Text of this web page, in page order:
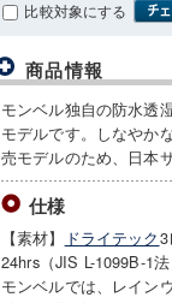
比較対象にする
商品情報
モンベル独自の防水透
モデルです。しなやか
売モデルのため、日本
仕様
【素材】 ドライテック
24hrs（JIS L-1099B-1法
モンベルでは、レイン